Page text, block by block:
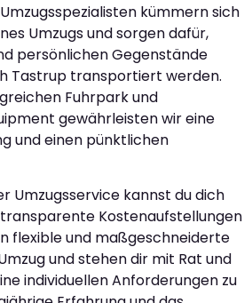
kümmern sich
Umzugs und sorgen dafür,
persönlichen Gegenstände
Tastrup transportiert werden.
Fuhrpark und
gewährleisten wir eine
und einen pünktlichen
Umzugsservice kannst du dich
Kostenaufstellungen
flexible und maßgeschneiderte
und stehen dir mit Rat und
individuellen Anforderungen zu